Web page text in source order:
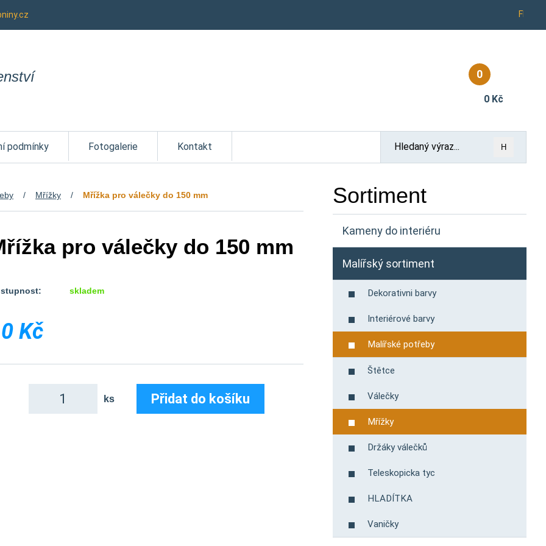
Fb
0
0 Kč
podmínky Fotogalerie Kontakt H
Mřížky Mřížka pro válečky do 150 mm
pro válečky do 150 mm
skladem
Kč
ks Přidat do košíku
Sortiment
Kameny do interiéru
Malířský sortiment
Dekorativni barvy
Interiérové ​​barvy
Malířské potřeby
Štětce
Válečky
Mřížky
Držáky válečků
Teleskopicka tyc
HLADÍTKA
Vaničky